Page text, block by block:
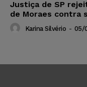
Justiça de SP
de Moraes contra
Karina Silvério - 05/